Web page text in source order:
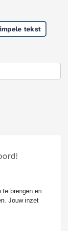
tekst
te brengen en
Jouw inzet